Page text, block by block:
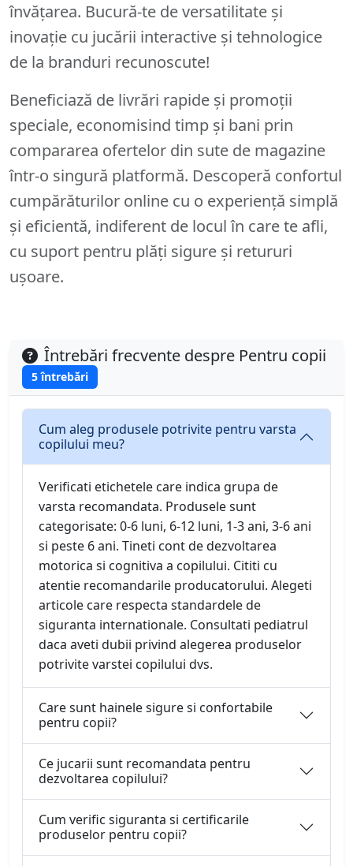
învățarea. Bucură-te de versatilitate și
inovație cu jucării interactive și tehnologice
de la branduri recunoscute!
Beneficiază de livrări rapide și promoții
speciale, economisind timp și bani prin
compararea ofertelor din sute de magazine
într-o singură platformă. Descoperă confortul
cumpărăturilor online cu o experiență simplă
și eficientă, indiferent de locul în care te afli,
cu suport pentru plăți sigure și retururi
ușoare.
Întrebări frecvente despre Pentru copii
5 întrebări
Cum aleg produsele potrivite pentru varsta
copilului meu?
Verificati etichetele care indica grupa de
varsta recomandata. Produsele sunt
categorisate: 0-6 luni, 6-12 luni, 1-3 ani, 3-6 ani
si peste 6 ani. Tineti cont de dezvoltarea
motorica si cognitiva a copilului. Cititi cu
atentie recomandarile producatorului. Alegeti
articole care respecta standardele de
siguranta internationale. Consultati pediatrul
daca aveti dubii privind alegerea produselor
potrivite varstei copilului dvs.
Care sunt hainele sigure si confortabile
pentru copii?
Ce jucarii sunt recomandata pentru
dezvoltarea copilului?
Cum verific siguranta si certificarile
produselor pentru copii?